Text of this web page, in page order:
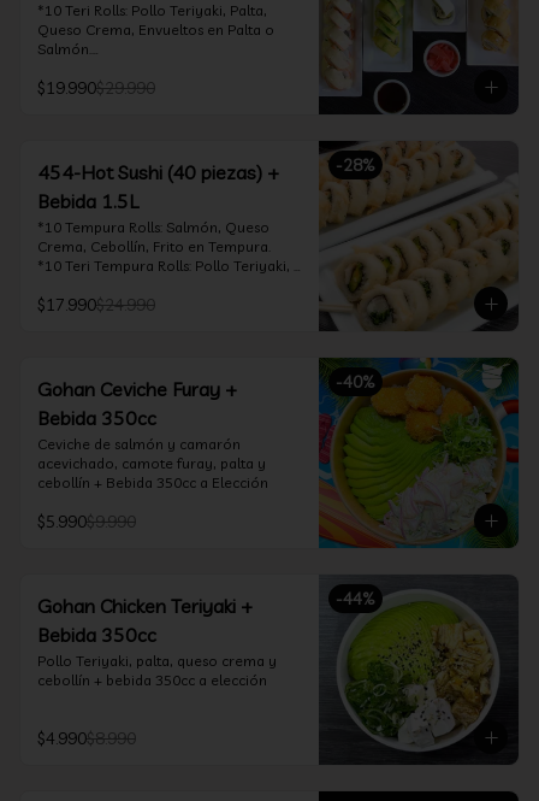
*10 Teri Rolls: Pollo Teriyaki, Palta,
Queso Crema, Envueltos en Palta o
Salmón.
Palta, Cebollín, Envuelto en Queso
salmón y bañado en salsa acevichada
*10 Tempura Rolls: Salmón, Queso
Crema, Cebollín, Frito en Tempura.
*Incluye 2 palitos, 2 soya 30ml, 1 salsa
teriyaki 30ml
$19.990$29.990
-28%
454-Hot Sushi (40 piezas) +
Bebida 1.5L
*10 Tempura Rolls: Salmón, Queso
Crema, Cebollín, Frito en Tempura.
*10 Teri Tempura Rolls: Pollo Teriyaki,
Tempura
Queso Crema y Cebollín, frito en
tempura
*Incluye 2 palitos, 2 soya 30ml, 1 salsa
teriyaki 30ml
$17.990$24.990
-40%
Gohan Ceviche Furay +
Bebida 350cc
Ceviche de salmón y camarón
acevichado, camote furay, palta y
cebollín + Bebida 350cc a Elección
$5.990$9.990
-44%
Gohan Chicken Teriyaki +
Bebida 350cc
Pollo Teriyaki, palta, queso crema y
cebollín + bebida 350cc a elección
$4.990$8.990